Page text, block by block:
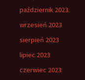
październik 2023
wrzesień 2023
sierpień 2023
lipiec 2023
czerwiec 2023